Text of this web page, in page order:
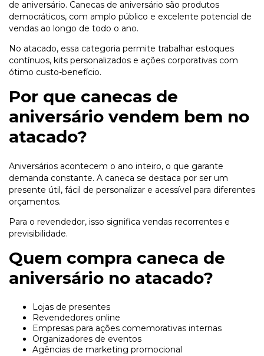
de aniversário. Canecas de aniversário são produtos
democráticos, com amplo público e excelente potencial de
vendas ao longo de todo o ano.
No atacado, essa categoria permite trabalhar estoques
contínuos, kits personalizados e ações corporativas com
ótimo custo-benefício.
Por que canecas de
aniversário vendem bem no
atacado?
Aniversários acontecem o ano inteiro, o que garante
demanda constante. A caneca se destaca por ser um
presente útil, fácil de personalizar e acessível para diferentes
orçamentos.
Para o revendedor, isso significa vendas recorrentes e
previsibilidade.
Quem compra caneca de
aniversário no atacado?
Lojas de presentes
Revendedores online
Empresas para ações comemorativas internas
Organizadores de eventos
Agências de marketing promocional